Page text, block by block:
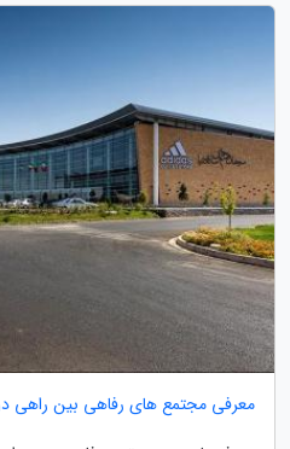
معرفی مجتمع های رفاهی بین راهی